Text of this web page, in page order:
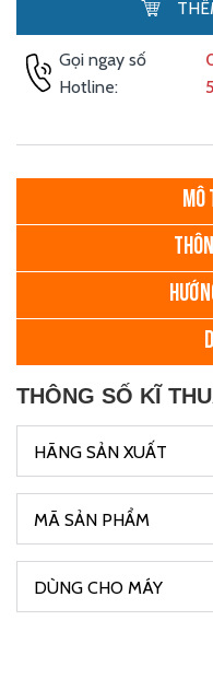
Gọi ngay số
Hotline:
MÔ
THÔNG SỐ KĨ